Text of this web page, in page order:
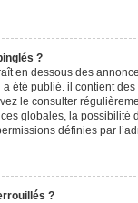
?
en dessous des
été publié. il contient
le consulter
globales, la possibilité
définies par
?